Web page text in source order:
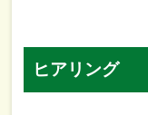
ヒアリング